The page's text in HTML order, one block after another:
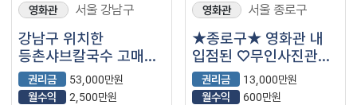
영화관 서울 강남구
강남구 위치한
등촌샤브칼국수 고매출
2500만원 보장
양도양수 가능합니다.
권리금
53,000만원
월수익
2,500만원
영화관 서울 종로구
★종로구★ 영화관 내
입점된 ♡무인사진관♡
입니다.^^
권리금
13,000만원
월수익
600만원